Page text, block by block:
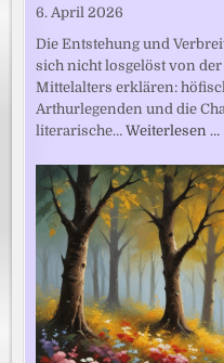
6. April 2026
Die Entstehung und
sich nicht losgelöst von
Mittelalters erklären:
Arthurlegenden und die
literarische…Weiterlesen …